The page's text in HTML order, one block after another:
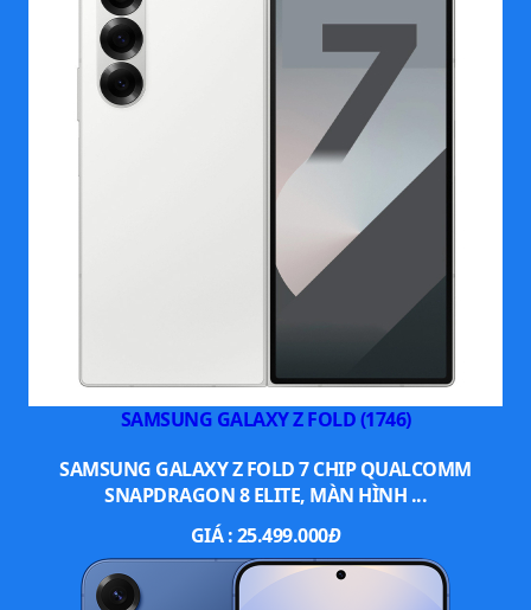
Thiết lập camera sau đủ dùng.
Bù lại, hệ thống camera của chiếc smartphone 5G này đã được
nâng cấp. Cảm biến chính có độ phân giải 64 MP (tăng từ 48
MP); camera góc siêu rộng (115 °) vẫn sử dụng cảm biến 5 MP
độ phân giải thấp và cảm biến độ sâu vẫn được giữ nguyên - 2
MP. Camera selfie đơn có chất lượng ở mức 8 MP.
Điện thoại được trang bị RAM 6 GB và bộ nhớ trong 128 GB,
ngoài ra còn có khe cắm thẻ nhớ microSD hỗ trợ mở rộng lên
thể thay đổi theo từng quốc gia".
SAMSUNG GALAXY Z FOLD (1746)
SAMSUNG GALAXY Z FOLD 7 CHIP QUALCOMM
SNAPDRAGON 8 ELITE, MÀN HÌNH ...
GIÁ :25.499.000Đ